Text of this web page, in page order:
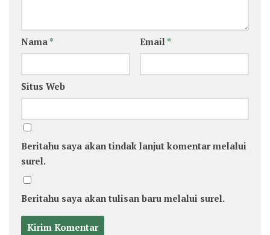
Nama * Email *
Situs Web
Beritahu saya akan tindak lanjut komentar melalui
surel.
Beritahu saya akan tulisan baru melalui surel.